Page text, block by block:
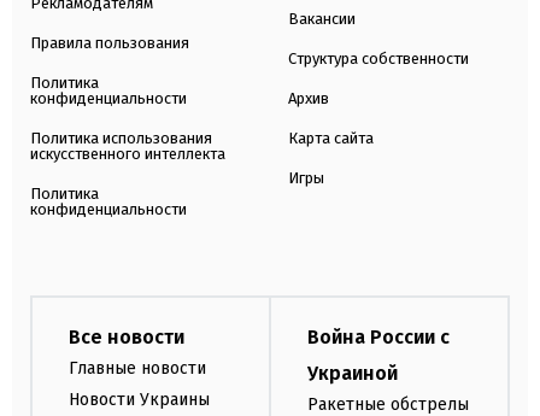
Правила пользования
Политика
конфиденциальности
Политика использования
искусственного интеллекта
Политика
конфиденциальности
Вакансии
Структура собственности
Архив
Карта сайта
Игры
Все новости
Главные новости
Новости Украины
Война России с
Украиной
Ракетные обстрелы